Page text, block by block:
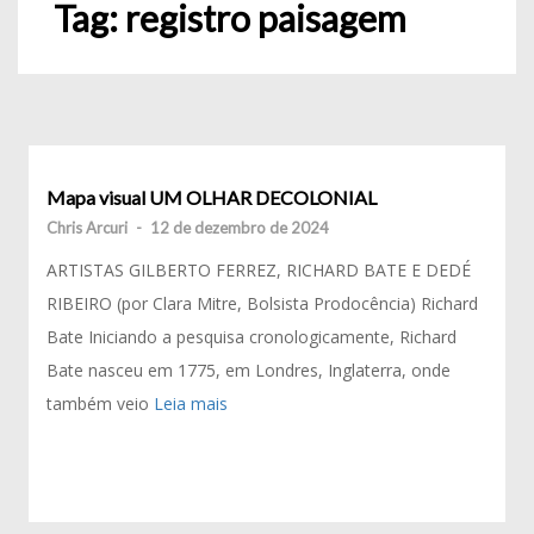
Tag: registro paisagem
Mapa visual UM OLHAR DECOLONIAL
Chris Arcuri - 12 de dezembro de 2024
ARTISTAS GILBERTO FERREZ, RICHARD BATE E DEDÉ
RIBEIRO (por Clara Mitre, Bolsista Prodocência) Richard
Bate Iniciando a pesquisa cronologicamente, Richard
Bate nasceu em 1775, em Londres, Inglaterra, onde
também veio Leia mais